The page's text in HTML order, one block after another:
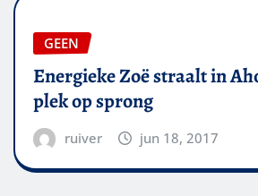
GEEN
Energieke Zoë straalt in
plek op sprong
ruiver jun 18, 2017